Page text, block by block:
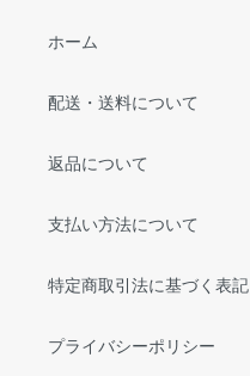
ホーム
配送・送料について
返品について
支払い方法について
特定商取引法に基づく表記
プライバシーポリシー